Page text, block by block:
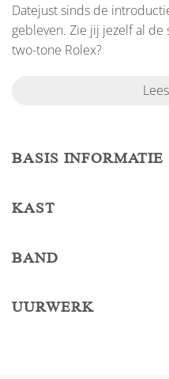
Datejust sinds de
gebleven. Zie jij jezelf al
two-tone Rolex?
BASIS INFORMATIE
KAST
BAND
UURWERK